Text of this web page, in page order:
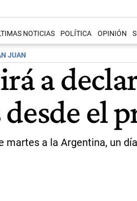
NOTICIAS POLÍTICA OPINIÓN
JUAN
a
desde el
martes a la Argentina, un